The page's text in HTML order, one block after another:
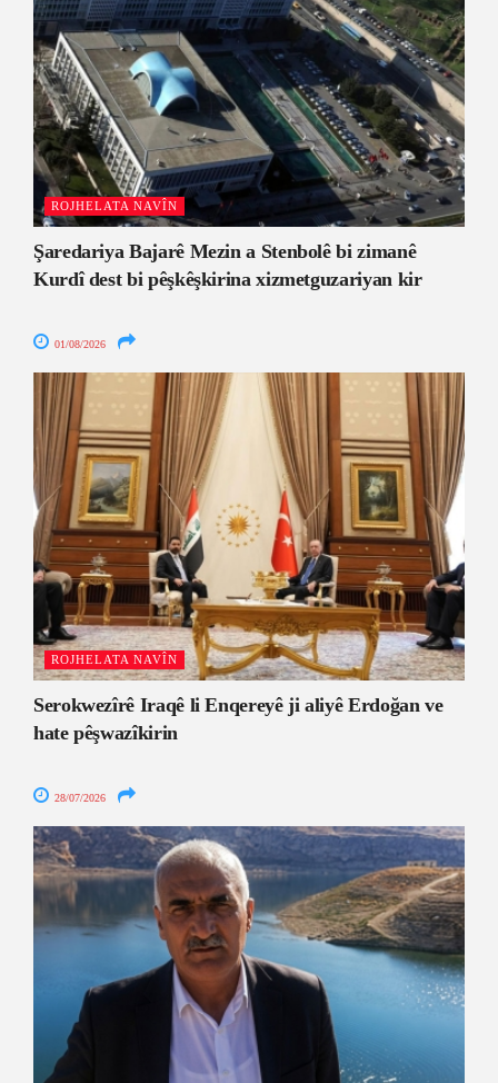
ROJHELATA NAVÎN
Şaredariya Bajarê Mezin a Stenbolê bi zimanê
Kurdî dest bi pêşkêşkirina xizmetguzariyan kir
01/08/2026
ROJHELATA NAVÎN
Serokwezîrê Iraqê li Enqereyê ji aliyê Erdoğan ve
hate pêşwazîkirin
28/07/2026